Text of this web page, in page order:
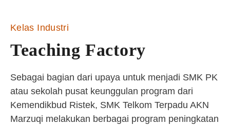
Kelas Industri
Teaching Factory
Sebagai bagian dari upaya untuk menjadi SMK PK
atau sekolah pusat keunggulan program dari
Kemendikbud Ristek, SMK Telkom Terpadu AKN
Marzuqi melakukan berbagai program peningkatan